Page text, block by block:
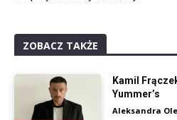
ZOBACZ TAKŻE
Kamil
Yummer’s
Aleksandra